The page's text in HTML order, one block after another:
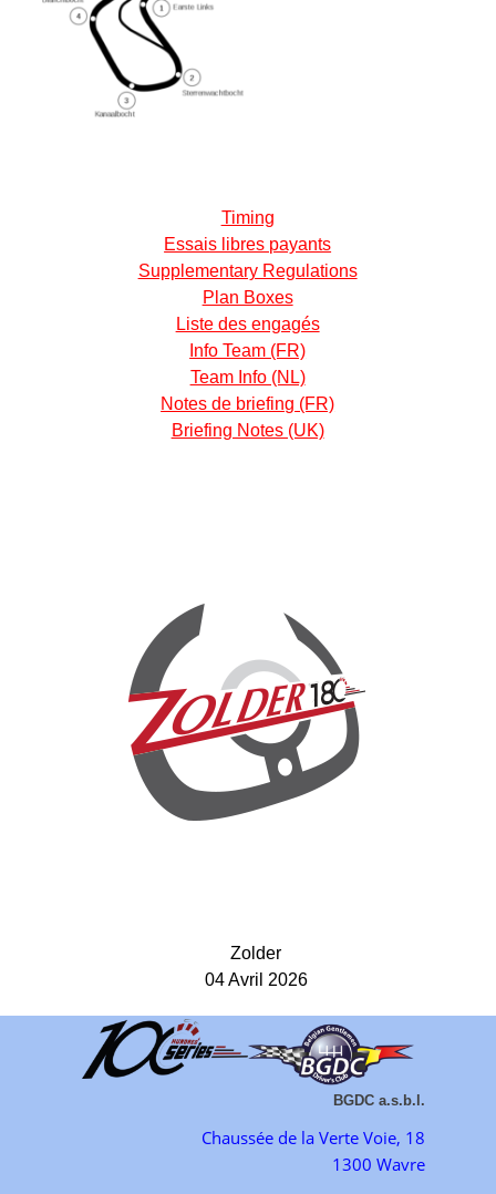
Timing
Essais libres payants
Supplementary Regulations
Plan Boxes
Liste des engagés
Info Team (FR)
Team Info (NL)
Notes de briefing (FR)
Briefing Notes (UK)
Zolder
04 Avril 2026
BGDC a.s.b.l.
Chaussée de la Verte Voie, 18
1300 Wavre